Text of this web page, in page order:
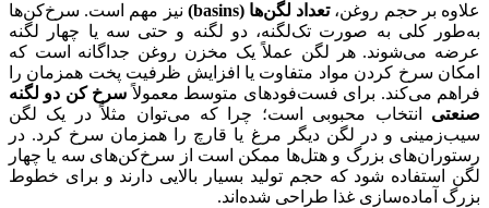
علاوه بر حجم روغن،تعداد لگن‌ها (basins)
نیز مهم است. سرخ‌کن‌ها
به‌طور کلی به صورت تک‌لگنه، دو لگنه و حتی سه یا چهار لگنه
عرضه می‌شوند. هر لگن عملاً یک مخزن روغن جداگانه است که
امکان سرخ کردن مواد متفاوت یا افزایش ظرفیت پخت همزمان را
فراهم می‌کند. برای فست‌فودهای متوسط معمولاًسرخ کن دو لگنه
صنعتی انتخاب محبوبی است؛ چرا که می‌توان مثلاً در یک لگن
سیب‌زمینی و در لگن دیگر مرغ یا قارچ را همزمان سرخ کرد. در
رستوران‌های بزرگ و هتل‌ها ممکن است از سرخ‌کن‌های سه یا چهار
لگن استفاده شود که حجم تولید بسیار بالایی دارند و برای خطوط
بزرگ آماده‌سازی غذا طراحی شده‌اند.